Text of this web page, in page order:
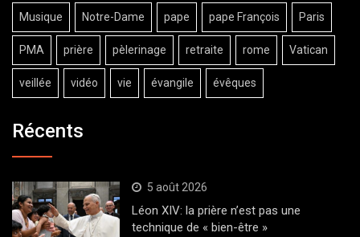
Musique Notre-Dame pape pape François Paris
PMA prière pèlerinage retraite rome Vatican
veillée vidéo vie évangile évêques
Récents
5 août 2026
Léon XIV: la prière n’est pas une
technique de « bien-être »